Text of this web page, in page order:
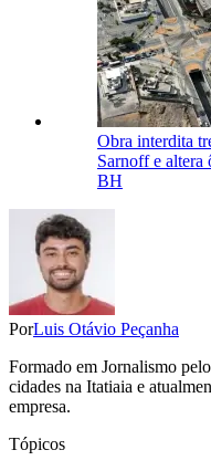
Obra interdita
Sarnoff e altera
BH
PorLuis Otávio Peçanha
Formado em Jornalismo
cidades na Itatiaia e
empresa.
Tópicos